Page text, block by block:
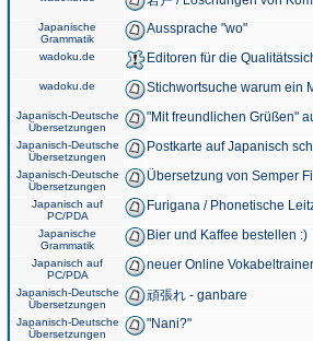
Japanische
Grammatik
Aussprache "wo"
wadoku.de Editoren für die
wadoku.de Stichwortsuche warum ein
Japanisch-Deutsche
Übersetzungen
"Mit freundlichen Grüßen"
Japanisch-Deutsche
Übersetzungen
Postkarte auf Japanisch
Japanisch-Deutsche
Übersetzungen
Übersetzung von Semper
Japanisch auf
PC/PDA
Furigana / Phonetische
Japanische
Grammatik
Bier und Kaffee bestellen :)
Japanisch auf
PC/PDA
neuer Online
Japanisch-Deutsche
Übersetzungen
頑張れ - ganbare
Japanisch-Deutsche
Übersetzungen
"Nani?"